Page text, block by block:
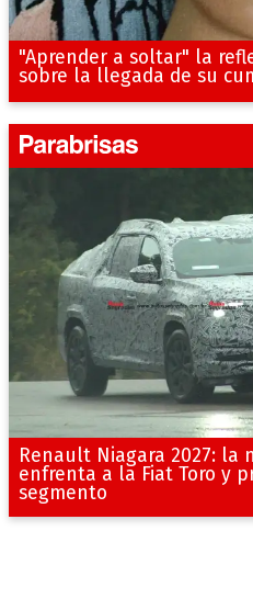
"Aprender a soltar" la
sobre la llegada de su
Renault Niagara 2027: la
enfrenta a la Fiat Toro y
segmento